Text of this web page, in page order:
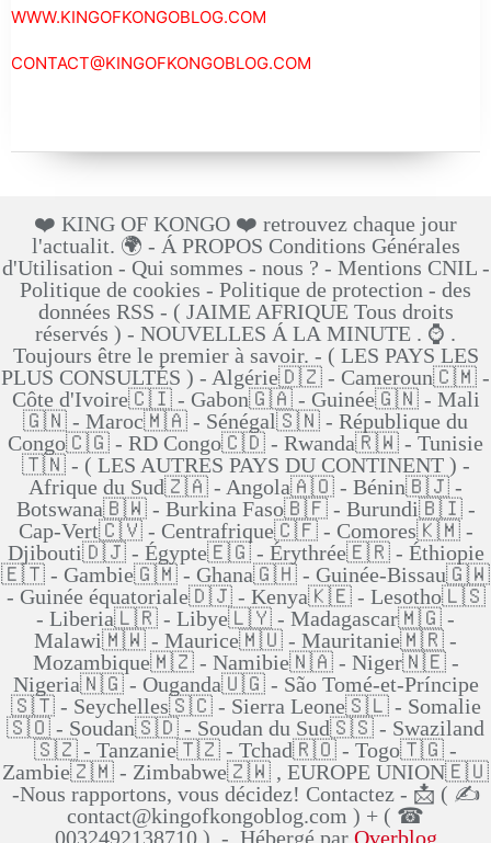
WWW.KINGOFKONGOBLOG.COM
CONTACT@KINGOFKONGOBLOG.COM
❤️ KING OF KONGO ❤️ retrouvez chaque jour
l'actualit. 🌍 - Á PROPOS Conditions Générales
d'Utilisation - Qui sommes - nous ? - Mentions CNIL -
Politique de cookies - Politique de protection - des
données RSS - ( JAIME AFRIQUE Tous droits
réservés ) - NOUVELLES Á LA MINUTE . ⌚ .
Toujours être le premier à savoir. - ( LES PAYS LES
PLUS CONSULTÉS ) - Algérie🇩🇿 - Cameroun🇨🇲 -
Côte d'Ivoire🇨🇮 - Gabon🇬🇦 - Guinée🇬🇳 - Mali
🇬🇳 - Maroc🇲🇦 - Sénégal🇸🇳 - République du
Congo🇨🇬 - RD Congo🇨🇩 - Rwanda🇷🇼 - Tunisie
🇹🇳 - ( LES AUTRES PAYS DU CONTINENT ) -
Afrique du Sud🇿🇦 - Angola🇦🇴 - Bénin🇧🇯 -
Botswana🇧🇼 - Burkina Faso🇧🇫 - Burundi🇧🇮 -
Cap-Vert🇨🇻 - Centrafrique🇨🇫 - Comores🇰🇲 -
Djibouti🇩🇯 - Égypte🇪🇬 - Érythrée🇪🇷 - Éthiopie
🇪🇹 - Gambie🇬🇲 - Ghana🇬🇭 - Guinée-Bissau🇬🇼
- Guinée équatoriale🇩🇯 - Kenya🇰🇪 - Lesotho🇱🇸
- Liberia🇱🇷 - Libye🇱🇾 - Madagascar🇲🇬 -
Malawi🇲🇼 - Maurice🇲🇺 - Mauritanie🇲🇷 -
Mozambique🇲🇿 - Namibie🇳🇦 - Niger🇳🇪 -
Nigeria🇳🇬 - Ouganda🇺🇬 - São Tomé-et-Príncipe
🇸🇹 - Seychelles🇸🇨 - Sierra Leone🇸🇱 - Somalie
🇸🇴 - Soudan🇸🇩 - Soudan du Sud🇸🇸 - Swaziland
🇸🇿 - Tanzanie🇹🇿 - Tchad🇷🇴 - Togo🇹🇬 -
Zambie🇿🇲 - Zimbabwe🇿🇼 , EUROPE UNION🇪🇺
-Nous rapportons, vous décidez! Contactez - 📩 ( ✍
contact@kingofkongoblog.com ) + ( ☎
0032492138710 ) - Hébergé par Overblog